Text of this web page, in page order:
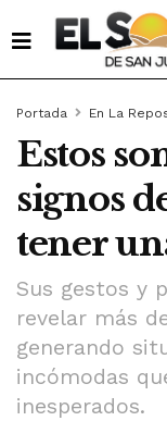
Portada En La
Estos
signos
tener
Sus gestos y
revelar más
generando
incómodas
inesperados.